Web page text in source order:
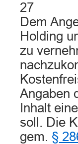
27
Dem
Holding
zu
Angaben
Inhalt
soll. Die
gem. §